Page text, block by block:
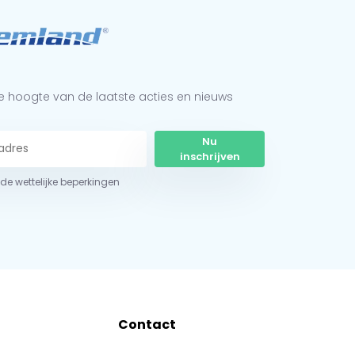
hoogte van de laatste acties en nieuws
Nu
inschrijven
wettelijke beperkingen
Contact